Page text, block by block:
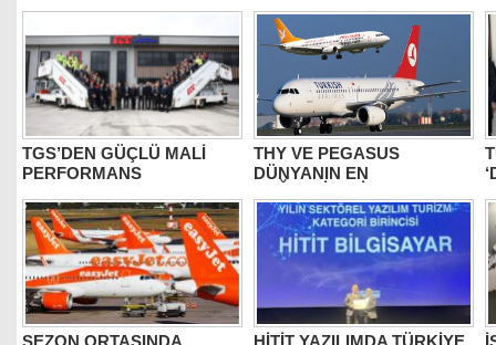
TGS’DEN GÜÇLÜ MALİ
PERFORMANS
THY VE PEGASUS
DÜNYANIN EN
SEZON ORTASINDA HİTİT YAZILIMDA TÜRKİYE